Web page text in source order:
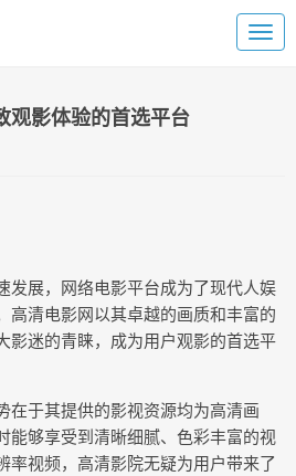
观影体验的首选平台
发展，网络电影平台成为了现代人娱
高清电影网以其卓越的画质和丰富的
影迷的青睐，成为用户观影的首选平
在于其提供的影视资源均为高清画
能够享受到清晰细腻、色彩丰富的视
率视频，高清影院无疑为用户带来了